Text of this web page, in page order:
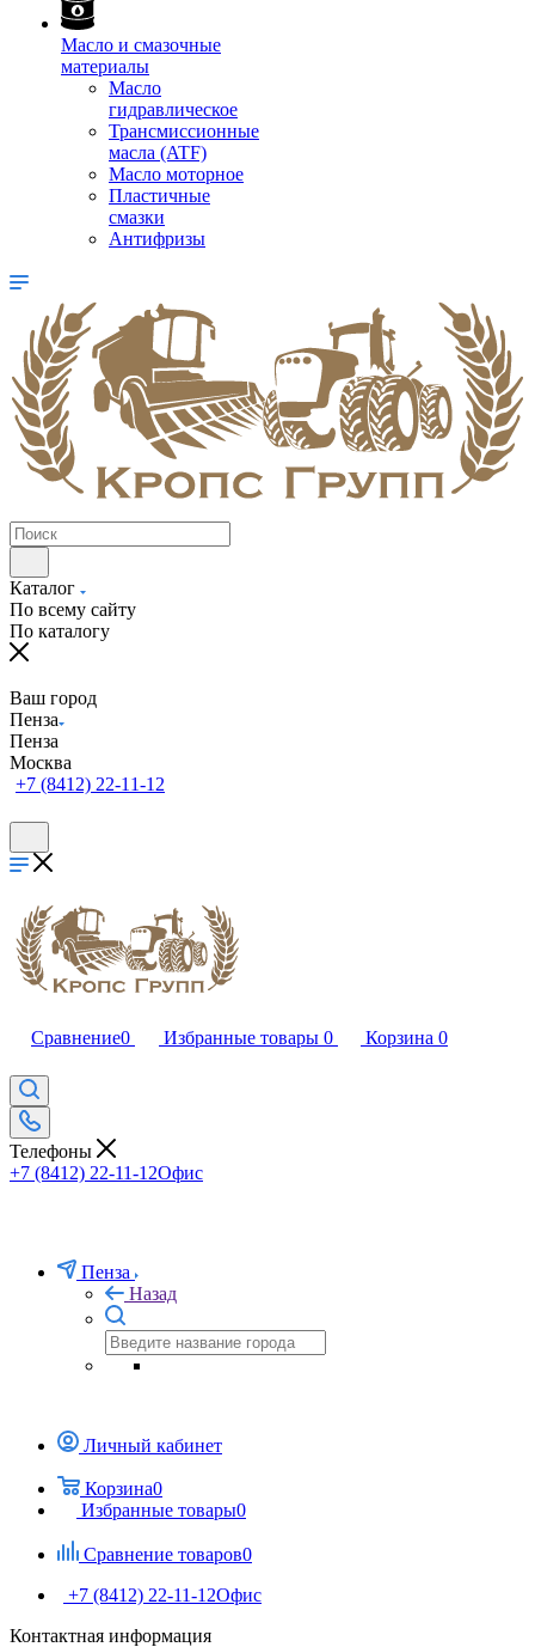
Масло и смазочные
материалы
Масло
гидравлическое
Трансмиссионные
масла (ATF)
Масло моторное
Пластичные
смазки
Антифризы
Каталог
По всему сайту
По каталогу
Ваш город
Пенза
Пенза
Москва
+7 (8412) 22-11-12
Сравнение0 Избранные товары 0 Корзина 0
Телефоны
+7 (8412) 22-11-12Офис
Пенза
Назад
Личный кабинет
Корзина0
Избранные товары0
Сравнение товаров0
+7 (8412) 22-11-12Офис
Контактная информация